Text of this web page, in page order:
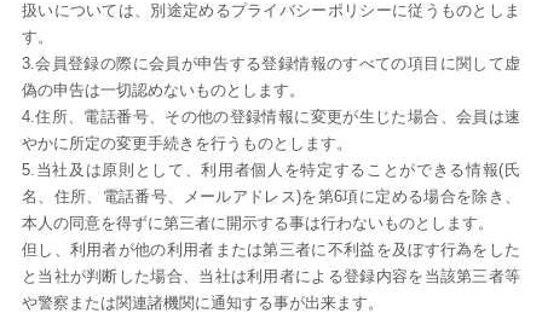
扱いについては、別途定めるプライバシーポリシーに従うものとしま
す。
3.会員登録の際に会員が申告する登録情報のすべての項目に関して虚
偽の申告は一切認めないものとします。
4.住所、電話番号、その他の登録情報に変更が生じた場合、会員は速
やかに所定の変更手続きを行うものとします。
5.当社及は原則として、利用者個人を特定することができる情報(氏
名、住所、電話番号、メールアドレス)を第6項に定める場合を除き、
本人の同意を得ずに第三者に開示する事は行わないものとします。
但し、利用者が他の利用者または第三者に不利益を及ぼす行為をした
と当社が判断した場合、当社は利用者による登録内容を当該第三者等
や警察または関連諸機関に通知する事が出来ます。